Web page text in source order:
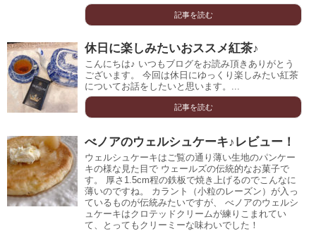
記事を読む
休日に楽しみたいおススメ紅茶♪
こんにちは♪ いつもブログをお読み頂きありがとう
ございます。 今回は休日にゆっくり楽しみたい紅茶
についてお話をしたいと思います。...
記事を読む
べノアのウェルシュケーキ♪レビュー！
ウェルシュケーキはご覧の通り薄い生地のパンケー
キの様な見た目で ウェールズの伝統的なお菓子で
す。 厚さ1.5cm程の鉄板で焼き上げるのでこんなに
薄いのですね。 カラント（小粒のレーズン）が入っ
ているものが伝統みたいですが、 べノアのウェルシ
ュケーキはクロテッドクリームが練りこまれてい
て、とってもクリーミーな味わいでした！